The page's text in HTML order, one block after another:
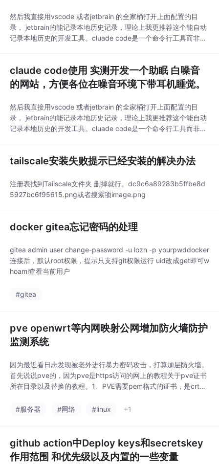
然后我直接用vscode 或者jetbrain 的全家桶打开上面配置的目
录， jetbrain的能记录本地历史记录，理论上我更推荐这个能自动
记录本地历史的开发工具。cluade code是一个命令行工具而非那
开发一个助眠 白噪音的网站，方便各位在噪音环境下带耳机睡
觉。这个英文就不翻
claude code使用 实测开发一个助眠 白噪音
的网站，方便各位在噪音环境下带耳机睡觉。
然后我直接用vscode 或者jetbrain 的全家桶打开上面配置的目
录， jetbrain的能记录本地历史记录，理论上我更推荐这个能自动
记录本地历史的开发工具。cluade code是一个命令行工具而非那
开发一个助眠 白噪音的网站，方便各位在噪音环境下带耳机睡
tailscale安装失败提示已经安装的解决办法
注册表找到Tailscale文件夹 删掉就行。dc9c6a89283b5ffbe8d
5927bc6f95615.png或者搜索项image.png
docker gitea忘记密码的处理
gitea admin user change-password -u lozn -p yourpwddocker
连接后，默认root权限，提示只支持git权限运行 uid改成get即可w
hoami查看当前用户
#gitea
pve openwrt等内网映射公网增加防火墙防护
监测系统
因为最近看日志发现被老外进行暴力密码攻击，打算加层防火墙。
首先说说pve的，因为pve是https访问的网上的教程关于pve证书
所在目录以及替换的教程。1、PVE需要pem格式的证书，是crt格
cert.pem -outform PEM2、证书修改为同名文件后，用WinSCP
#服务器 #网络 #linux +1
github action中Deploy keys和secretskey
作用范围 和优先级以及内置的一些变量